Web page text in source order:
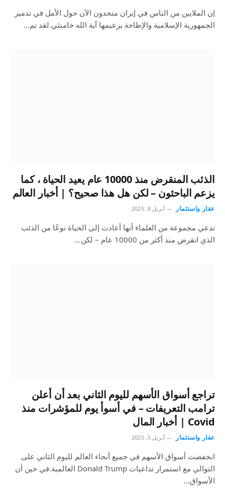
إن الملايين من الناس في إيران متحدون الآن حول الأمل في تدمير
الجمهورية الإسلامية والإطاحة بزعيمها آية الله خامنئي.لقد تم…
الذئب المنقرض منذ 10000 عام يعيد الحياة ، كما
يزعم الباحثون – لكن هل هذا صحيح؟ | أخبار العالم
عقار واستثمار أبريل 8, 2025
تدعي مجموعة من العلماء أنها أعادت إلى الحياة نوعًا من الذئب
الذي انقرض منذ أكثر من 10000 عام – لكن…
تراجع أسواق الأسهم لليوم الثاني بعد أن أعلن
ترامب التعريفات – في أسوأ يوم للمؤشرات منذ
Covid | أخبار المال
عقار واستثمار أبريل 5, 2025
انخفضت أسواق الأسهم في جميع أنحاء العالم لليوم الثاني على
التوالي مع استمرار تداعيات Donald Trump العالمية.في حين أن
الأسواق…